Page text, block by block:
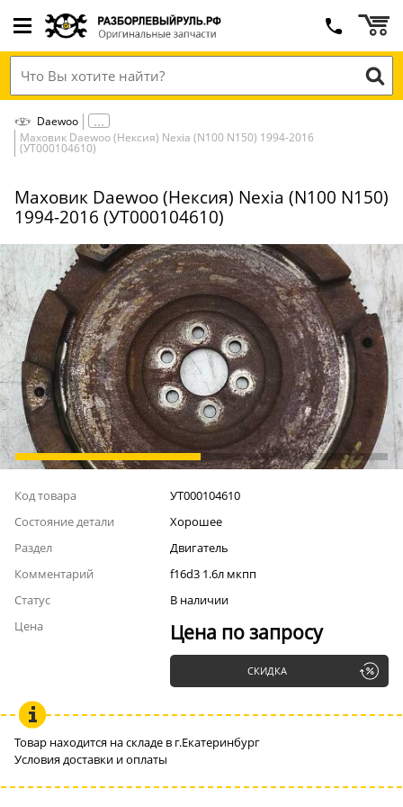
Daewoo
Маховик Daewoo (Нексия) Nexia (N100 N150) 1994-2016
(УТ000104610)
Маховик Daewoo (Нексия) Nexia (N100 N150)
1994-2016 (УТ000104610)
Код товара
УТ000104610
Состояние детали
Хорошее
Раздел
Двигатель
Комментарий
f16d3 1.6л мкпп
Статус
В наличии
Цена
Цена по запросу
СКИДКА
Товар находится на складе в г.Екатеринбург
Условия доставки и оплаты